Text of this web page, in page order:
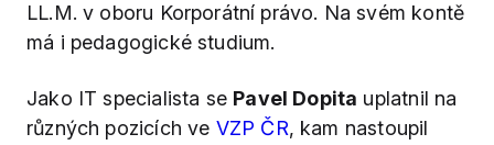
LL.M. v oboru Korporátní právo. Na svém kontě
má i pedagogické studium.
Jako IT specialista se Pavel Dopita uplatnil na
různých pozicích ve VZP ČR, kam nastoupil